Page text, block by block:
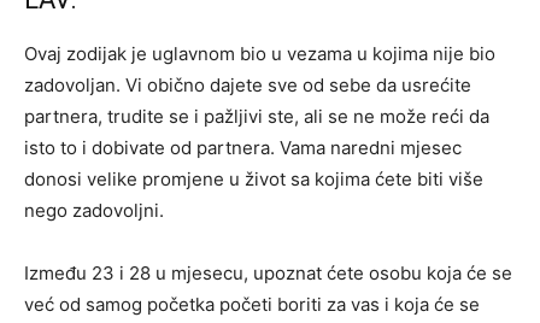
Ovaj zodijak je uglavnom bio u vezama u kojima nije bio
zadovoljan. Vi obično dajete sve od sebe da usrećite
partnera, trudite se i pažljivi ste, ali se ne može reći da
isto to i dobivate od partnera. Vama naredni mjesec
donosi velike promjene u život sa kojima ćete biti više
nego zadovoljni.
Između 23 i 28 u mjesecu, upoznat ćete osobu koja će se
već od samog početka početi boriti za vas i koja će se